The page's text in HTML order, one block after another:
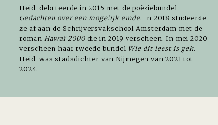
Heidi debuteerde in 2015 met de poëziebundel
Gedachten over een mogelijk einde. In 2018 studeerde
ze af aan de Schrijversvakschool Amsterdam met de
roman Hawaï 2000 die in 2019 verscheen. In mei 2020
verscheen haar tweede bundel Wie dit leest is gek.
Heidi was stadsdichter van Nijmegen van 2021 tot
2024.